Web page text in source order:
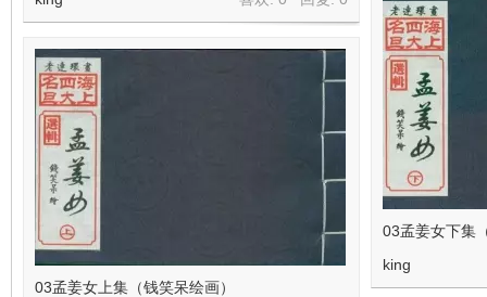
03孟姜女下集
king
03孟姜女上集（钱笑呆绘画）